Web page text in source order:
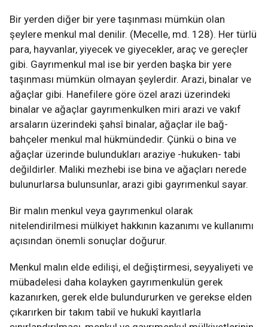
Bir yerden diğer bir yere taşınması mümkün olan
şeylere menkul mal denilir. (Mecelle, md. 128). Her türlü
para, hayvanlar, yiyecek ve giyecekler, araç ve gereçler
gibi. Gayrımenkul mal ise bir yerden başka bir yere
taşınması mümkün olmayan şeylerdir. Arazi, binalar ve
ağaçlar gibi. Hanefilere göre özel arazi üzerindeki
binalar ve ağaçlar gayrımenkulken miri arazi ve vakıf
arsaların üzerindeki şahsî binalar, ağaçlar ile bağ-
bahçeler menkul mal hükmündedir. Çünkü o bina ve
ağaçlar üzerinde bulundukları araziye -hukuken- tabi
değildirler. Maliki mezhebi ise bina ve ağaçları nerede
bulunurlarsa bulunsunlar, arazi gibi gayrımenkul sayar.
Bir malın menkul veya gayrımenkul olarak
nitelendirilmesi mülkiyet hakkının kazanımı ve kullanımı
açısından önemli sonuçlar doğurur.
Menkul malın elde edilişi, el değiştirmesi, seyyaliyeti ve
mübadelesi daha kolayken gayrımenkulün gerek
kazanırken, gerek elde bulundururken ve gerekse elden
çıkarırken bir takım tabiî ve hukukî kayıtlarla